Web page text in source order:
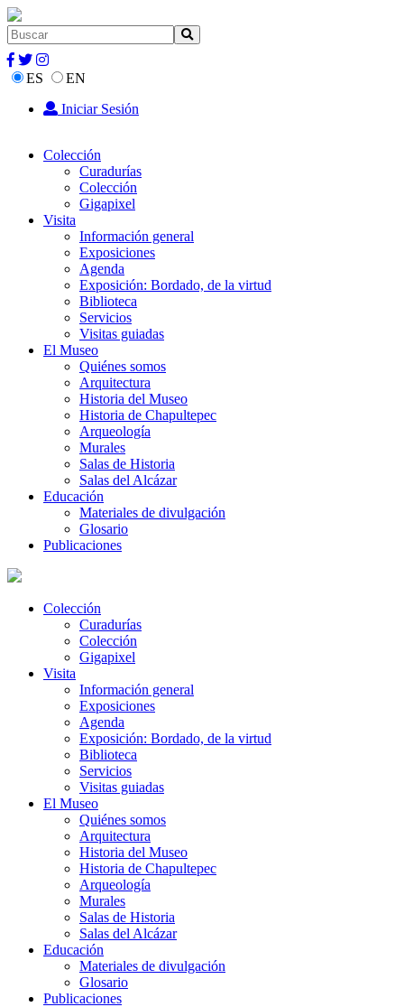
ES
EN
Iniciar Sesión
Colección
Curadurías
Colección
Gigapixel
Visita
Información general
Exposiciones
Agenda
Exposición: Bordado, de la virtud
Biblioteca
Servicios
Visitas guiadas
El Museo
Quiénes somos
Arquitectura
Historia del Museo
Historia de Chapultepec
Arqueología
Murales
Salas de Historia
Salas del Alcázar
Educación
Materiales de divulgación
Glosario
Publicaciones
Colección
Curadurías
Colección
Gigapixel
Visita
Información general
Exposiciones
Agenda
Exposición: Bordado, de la virtud
Biblioteca
Servicios
Visitas guiadas
El Museo
Quiénes somos
Arquitectura
Historia del Museo
Historia de Chapultepec
Arqueología
Murales
Salas de Historia
Salas del Alcázar
Educación
Materiales de divulgación
Glosario
Publicaciones